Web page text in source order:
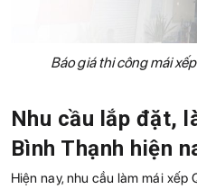
Báo giá thi công mái
Nhu cầu lắp đặt,
Bình Thạnh hiện
Hiện nay, nhu cầu làm mái